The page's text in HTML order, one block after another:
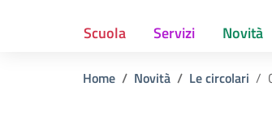
Scuola Servizi Novità
Home Novità Le circolari